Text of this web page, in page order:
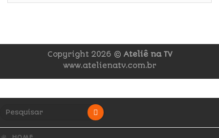
Copyright 2026 © Ateliê na TV
www.atelienatv.com.br